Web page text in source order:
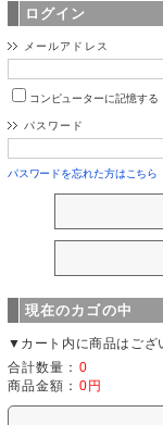
ログイン
メールアドレス
コンピューターに記憶する
パスワード
パスワードを忘れた方はこちら
現在のカゴの中
▼カート内に商品はござ
合計数量： 0
商品金額： 0円